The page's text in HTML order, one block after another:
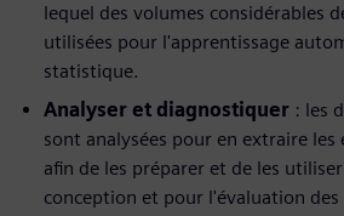
lequel des volumes considérables
utilisées pour l'apprentissage
statistique.
Analyser et diagnostiquer : les
sont analysées pour en extraire
afin de les préparer et de les
conception et pour l'évaluation des